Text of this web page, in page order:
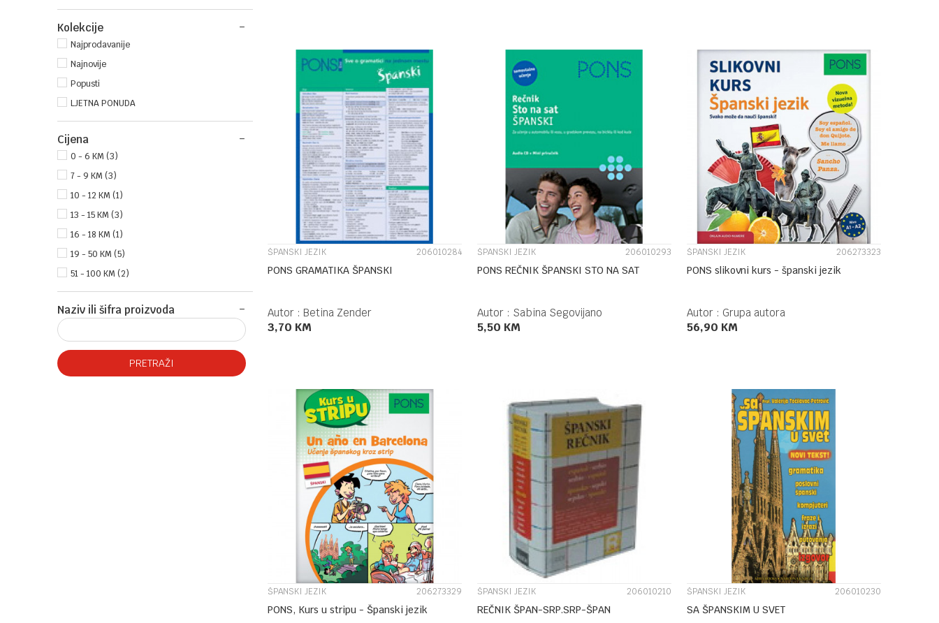
Kolekcije
Najprodavanije
Najnovije
Popusti
LJETNA PONUDA
Cijena
0 - 6 KM (3)
7 - 9 KM (3)
10 - 12 KM (1)
13 - 15 KM (3)
16 - 18 KM (1)
19 - 50 KM (5)
51 - 100 KM (2)
Naziv ili šifra proizvoda
PRETRAŽI
UPOREDI
ŠPANSKI JEZIK 206010284
PONS GRAMATIKA ŠPANSKI
Autor : Betina Zender
3,70 KM
ŠPANSKI JEZIK 206010293
PONS REČNIK ŠPANSKI STO NA SAT
Autor : Sabina Segovijano
5,50 KM
UPOREDI
ŠPANSKI JEZIK 206273323
PONS slikovni kurs - španski jezik
Autor : Grupa autora
56,90 KM
UPOREDI
ŠPANSKI JEZIK 206273329
PONS, Kurs u stripu - Španski jezik
UPOREDI
ŠPANSKI JEZIK 206010210
REČNIK ŠPAN-SRP.SRP-ŠPAN
UPOREDI
ŠPANSKI JEZIK 206010230
SA ŠPANSKIM U SVET